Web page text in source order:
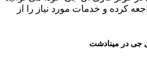
کرده و خدمات مورد نیاز را از
جی در مینادشت